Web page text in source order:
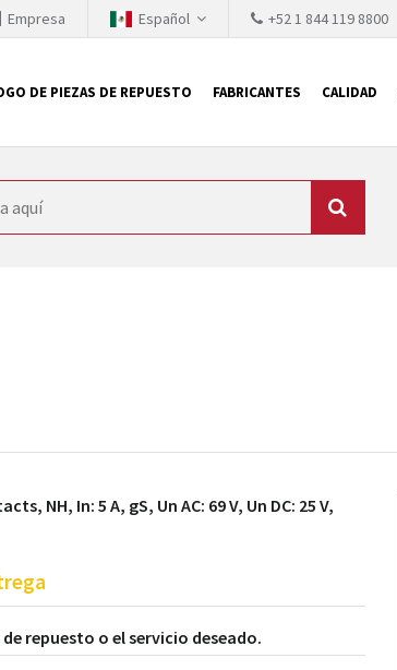
+52 1 844 119 8800
Español
Empresa
DE PIEZAS DE REPUESTO FABRICANTES CALIDAD
NH, In: 5 A, gS, Un AC: 69 V, Un DC: 25 V,
repuesto o el servicio deseado.